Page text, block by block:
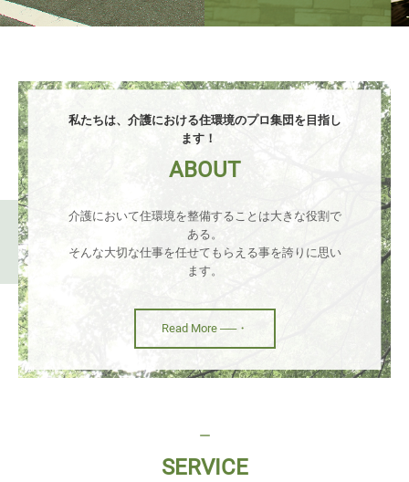
私たちは、介護における住環境のプロ集団を目指し
ます！
ABOUT
介護において住環境を整備することは大きな役割で
ある。
そんな大切な仕事を任せてもらえる事を誇りに思い
ます。
Read More ──・
ー
SERVICE